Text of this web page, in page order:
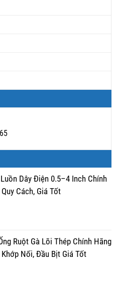
Dây Điện 0.5–4 Inch Chính
Cách, Giá Tốt
Ruột Gà Lõi Thép Chính Hãng
Nối, Đầu Bịt Giá Tốt